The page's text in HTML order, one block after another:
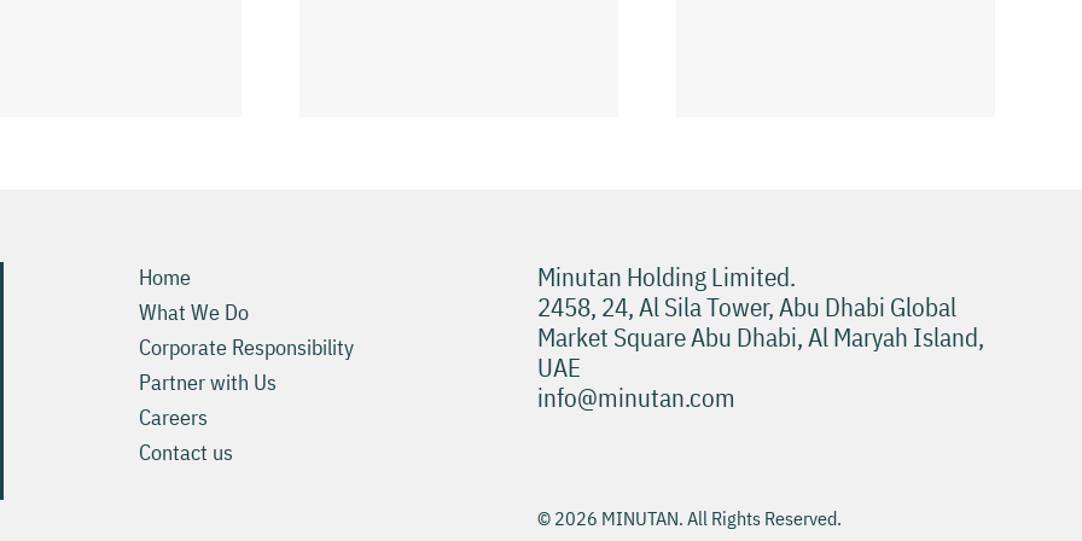
Home
What We Do
Corporate Responsibility
Partner with Us
Careers
Contact us
Minutan Holding Limited.
2458, 24, Al Sila Tower, Abu Dhabi Global
Market Square Abu Dhabi, Al Maryah Island,
UAE
info@minutan.com
© 2026 MINUTAN. All Rights Reserved.